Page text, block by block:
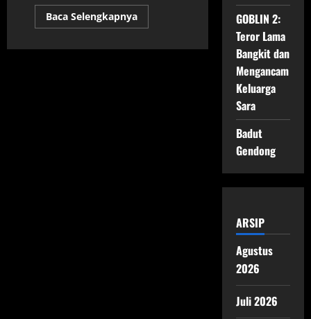
Baca SelengkapnyaRead
more
GOBLIN 2:
Teror Lama
Bangkit dan
Mengancam
Keluarga
Sara
Badut
Gendong
ARSIP
Agustus
2026
Juli 2026